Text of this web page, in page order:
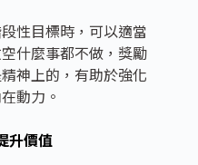
段性目標時，可以適當
什麼事都不做，獎勵
神上的，有助於強化
動力。
升價值